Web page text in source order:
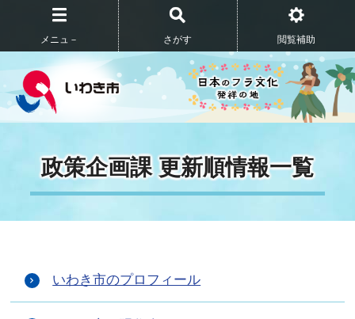
メニュ－ さがす 閲覧補助
政策企画課 更新順情報一覧
いわき市のプロフィール